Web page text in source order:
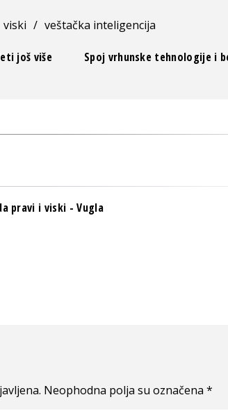
viski / veštačka inteligencija
još više
Spoj vrhunske tehnologije i
pravi i viski - Vugla
Neophodna polja su označena *